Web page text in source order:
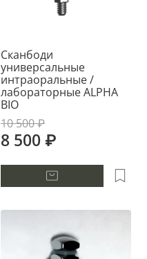
Сканбоди
универсальные
интраоральные /
лабораторные ALPHA
BIO
10 500 ₽
8 500 ₽